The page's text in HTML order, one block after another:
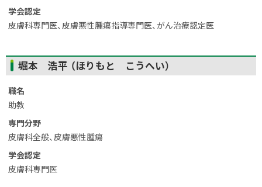
学会認定
皮膚科専門医、皮膚悪性腫瘍指導専門医、がん治療認定医
ト
ッ
プ
に
戻
る
堀本 浩平 （ほりもと こうへい）
職名
助教
専門分野
皮膚科全般、皮膚悪性腫瘍
学会認定
皮膚科専門医